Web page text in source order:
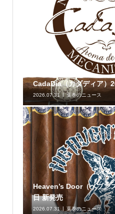
CadaDia（カダディア）
2026.07.31 葉巻のニュース
Heaven’s Door（ヘブン
日 新発売
2026.07.31 葉巻のニュース